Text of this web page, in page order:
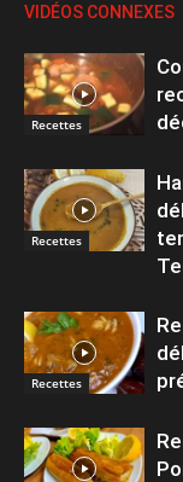
VIDÉOS CONNEXES
Recettes
Recettes
Recettes